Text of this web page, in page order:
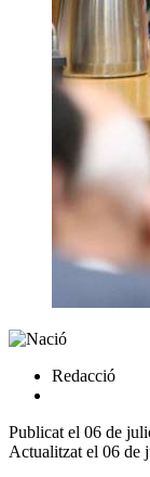
Redacció
Publicat el 06 de
Actualitzat el 06 de